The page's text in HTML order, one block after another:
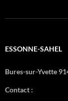
ESSONNE-SAHEL
Bures-sur-Yvette
Contact :